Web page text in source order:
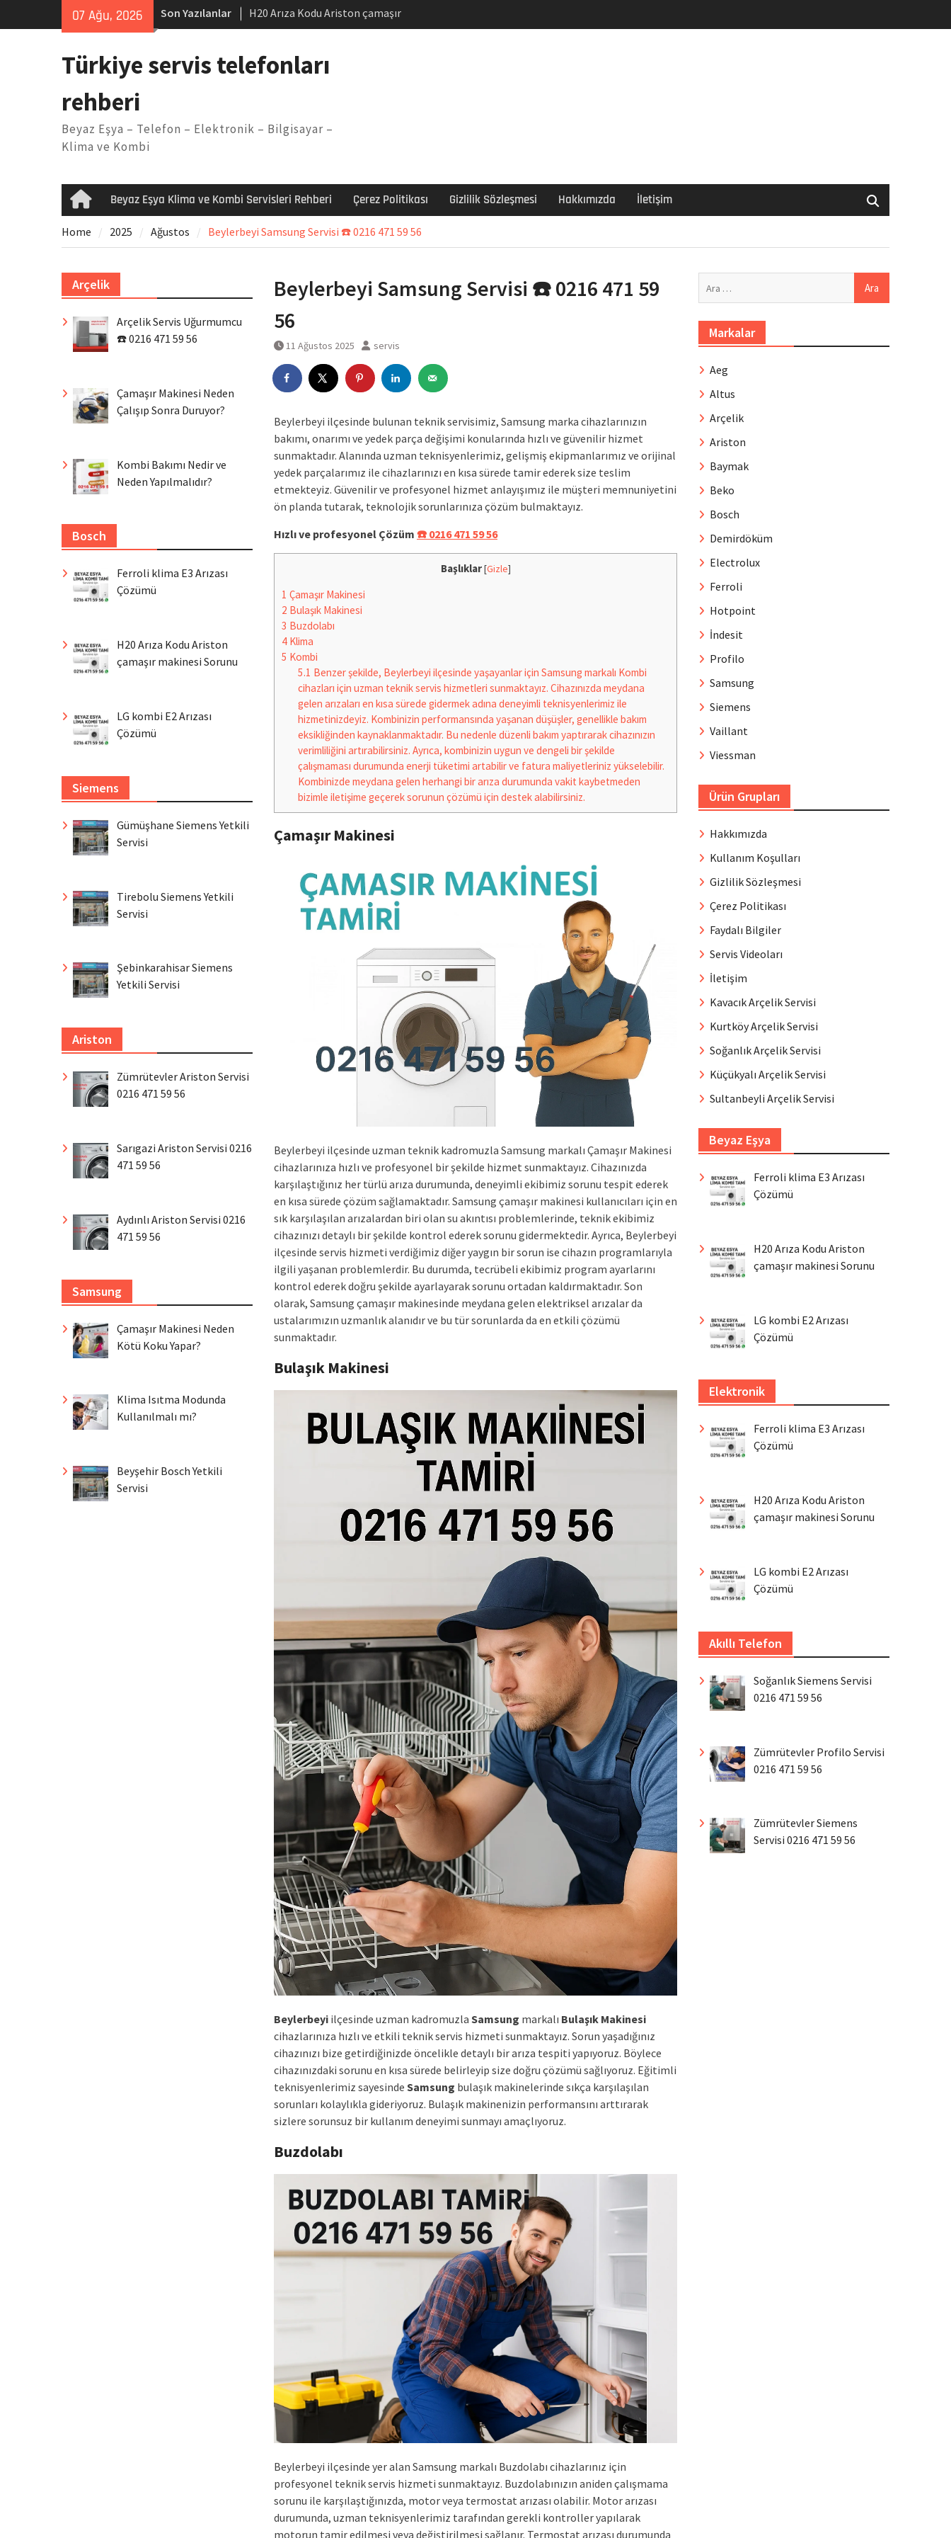
07 Ağu, 2026 Son Yazılanlar
H20 Arıza Kodu Ariston çamaşır
makinesi Sorunu
Arçelik buzdolabı F5 Hatası Çözüm
Ferroli klima E3 Arızası Çözümü
Türkiye servis telefonları
rehberi
Beyaz Eşya – Telefon – Elektronik – Bilgisayar –
Klima ve Kombi
HomeBeyaz Eşya Klima ve Kombi Servisleri Rehberi Çerez Politikası Gizlilik Sözleşmesi Hakkımızda İletişim
Home 2025 Ağustos Beylerbeyi Samsung Servisi ☎️ 0216 471 59 56
Beylerbeyi Samsung Servisi ☎️ 0216 471 59
56
11 Ağustos 2025 servis
Beylerbeyi ilçesinde bulunan teknik servisimiz, Samsung marka cihazlarınızın
bakımı, onarımı ve yedek parça değişimi konularında hızlı ve güvenilir hizmet
sunmaktadır. Alanında uzman teknisyenlerimiz, gelişmiş ekipmanlarımız ve orijinal
yedek parçalarımız ile cihazlarınızı en kısa sürede tamir ederek size teslim
etmekteyiz. Güvenilir ve profesyonel hizmet anlayışımız ile müşteri memnuniyetini
ön planda tutarak, teknolojik sorunlarınıza çözüm bulmaktayız.
Hızlı ve profesyonel Çözüm ☎️ 0216 471 59 56
Başlıklar [Gizle]
1 Çamaşır Makinesi
2 Bulaşık Makinesi
3 Buzdolabı
4 Klima
5 Kombi
5.1 Benzer şekilde, Beylerbeyi ilçesinde yaşayanlar için Samsung markalı Kombi
cihazları için uzman teknik servis hizmetleri sunmaktayız. Cihazınızda meydana
gelen arızaları en kısa sürede gidermek adına deneyimli teknisyenlerimiz ile
hizmetinizdeyiz. Kombinizin performansında yaşanan düşüşler, genellikle bakım
eksikliğinden kaynaklanmaktadır. Bu nedenle düzenli bakım yaptırarak cihazınızın
verimliliğini artırabilirsiniz. Ayrıca, kombinizin uygun ve dengeli bir şekilde
çalışmaması durumunda enerji tüketimi artabilir ve fatura maliyetleriniz yükselebilir.
Kombinizde meydana gelen herhangi bir arıza durumunda vakit kaybetmeden
bizimle iletişime geçerek sorunun çözümü için destek alabilirsiniz.
Çamaşır Makinesi
Beylerbeyi ilçesinde uzman teknik kadromuzla Samsung markalı Çamaşır Makinesi
cihazlarınıza hızlı ve profesyonel bir şekilde hizmet sunmaktayız. Cihazınızda
karşılaştığınız her türlü arıza durumunda, deneyimli ekibimiz sorunu tespit ederek
en kısa sürede çözüm sağlamaktadır. Samsung çamaşır makinesi kullanıcıları için en
sık karşılaşılan arızalardan biri olan su akıntısı problemlerinde, teknik ekibimiz
cihazınızı detaylı bir şekilde kontrol ederek sorunu gidermektedir. Ayrıca, Beylerbeyi
ilçesinde servis hizmeti verdiğimiz diğer yaygın bir sorun ise cihazın programlarıyla
ilgili yaşanan problemlerdir. Bu durumda, tecrübeli ekibimiz program ayarlarını
kontrol ederek doğru şekilde ayarlayarak sorunu ortadan kaldırmaktadır. Son
olarak, Samsung çamaşır makinesinde meydana gelen elektriksel arızalar da
ustalarımızın uzmanlık alanıdır ve bu tür sorunlarda da en etkili çözümü
sunmaktadır.
Bulaşık Makinesi
Beylerbeyi ilçesinde uzman kadromuzla Samsung markalı Bulaşık Makinesi
cihazlarınıza hızlı ve etkili teknik servis hizmeti sunmaktayız. Sorun yaşadığınız
cihazınızı bize getirdiğinizde öncelikle detaylı bir arıza tespiti yapıyoruz. Böylece
cihazınızdaki sorunu en kısa sürede belirleyip size doğru çözümü sağlıyoruz. Eğitimli
teknisyenlerimiz sayesinde Samsung bulaşık makinelerinde sıkça karşılaşılan
sorunları kolaylıkla gideriyoruz. Bulaşık makinenizin performansını arttırarak
sizlere sorunsuz bir kullanım deneyimi sunmayı amaçlıyoruz.
Buzdolabı
Beylerbeyi ilçesinde yer alan Samsung markalı Buzdolabı cihazlarınız için
profesyonel teknik servis hizmeti sunmaktayız. Buzdolabınızın aniden çalışmama
sorunu ile karşılaştığınızda, motor veya termostat arızası olabilir. Motor arızası
durumunda, uzman teknisyenlerimiz tarafından gerekli kontroller yapılarak
motorun tamir edilmesi veya değiştirilmesi sağlanır. Termostat arızası durumunda
Markalar
Aeg
Altus
Arçelik
Ariston
Baymak
Beko
Bosch
Demirdöküm
Electrolux
Ferroli
Hotpoint
İndesit
Profilo
Samsung
Siemens
Vaillant
Viessman
Ürün Grupları
Hakkımızda
Kullanım Koşulları
Gizlilik Sözleşmesi
Çerez Politikası
Faydalı Bilgiler
Servis Videoları
İletişim
Kavacık Arçelik Servisi
Kurtköy Arçelik Servisi
Soğanlık Arçelik Servisi
Küçükyalı Arçelik Servisi
Sultanbeyli Arçelik Servisi
Beyaz Eşya
Ferroli klima E3 Arızası
Çözümü
H20 Arıza Kodu Ariston
çamaşır makinesi Sorunu
LG kombi E2 Arızası
Çözümü
Elektronik
Ferroli klima E3 Arızası
Çözümü
H20 Arıza Kodu Ariston
çamaşır makinesi Sorunu
LG kombi E2 Arızası
Çözümü
Akıllı Telefon
Soğanlık Siemens Servisi
0216 471 59 56
Zümrütevler Profilo Servisi
0216 471 59 56
Zümrütevler Siemens
Servisi 0216 471 59 56
Arçelik
Arçelik Servis Uğurmumcu
☎️ 0216 471 59 56
Çamaşır Makinesi Neden
Çalışıp Sonra Duruyor?
Kombi Bakımı Nedir ve
Neden Yapılmalıdır?
Bosch
Ferroli klima E3 Arızası
Çözümü
H20 Arıza Kodu Ariston
çamaşır makinesi Sorunu
LG kombi E2 Arızası
Çözümü
Siemens
Gümüşhane Siemens Yetkili
Servisi
Tirebolu Siemens Yetkili
Servisi
Şebinkarahisar Siemens
Yetkili Servisi
Ariston
Zümrütevler Ariston Servisi
0216 471 59 56
Sarıgazi Ariston Servisi 0216
471 59 56
Aydınlı Ariston Servisi 0216
471 59 56
Samsung
Çamaşır Makinesi Neden
Kötü Koku Yapar?
Klima Isıtma Modunda
Kullanılmalı mı?
Beyşehir Bosch Yetkili
Servisi